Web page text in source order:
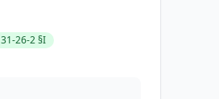
26-2 §I